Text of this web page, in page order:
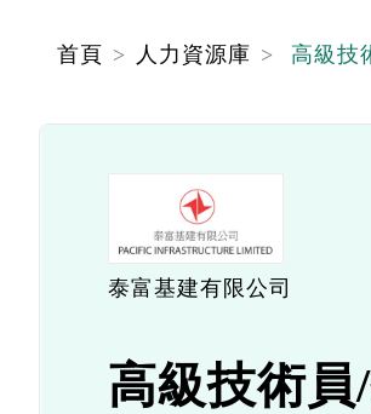
首頁 人力資源庫 高級技
泰富基建有限公司
高級技術